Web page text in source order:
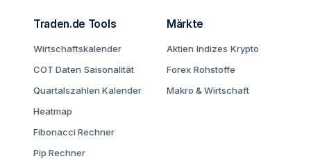
Traden.de Tools
Wirtschaftskalender
COT Daten Saisonalität
Quartalszahlen Kalender
Heatmap
Fibonacci Rechner
Pip Rechner
Märkte
Aktien Indizes Krypto
Forex Rohstoffe
Makro & Wirtschaft